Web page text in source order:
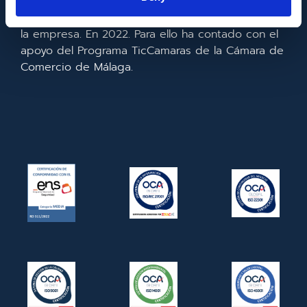
mejora de la competitividad y productividad de
la empresa. En 2022. Para ello ha contado con el
apoyo del Programa TicCamaras de la Cámara de
Comercio de Málaga.